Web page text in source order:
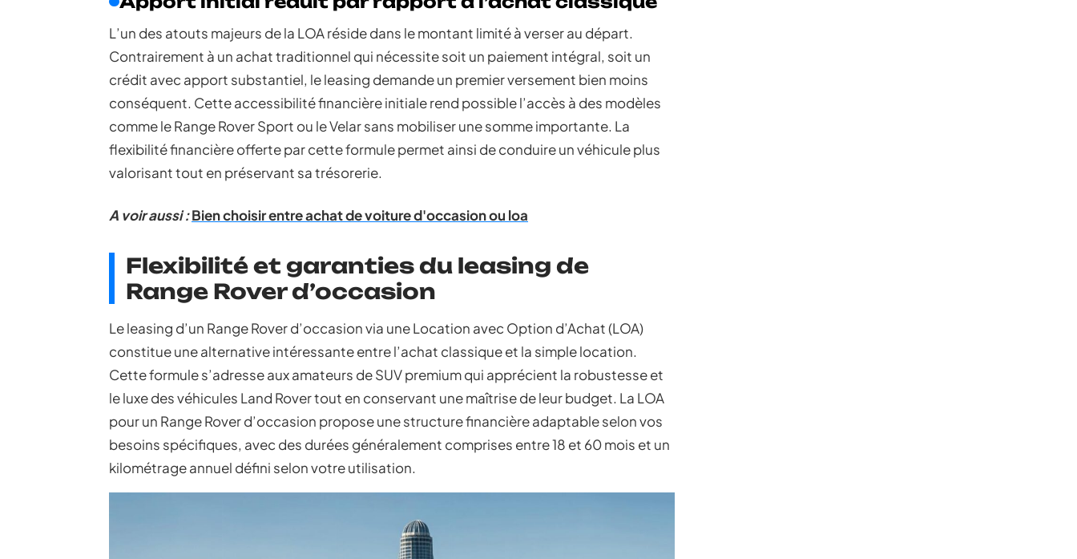
L’un des atouts majeurs de la LOA réside dans le montant limité à verser au départ.
Contrairement à un achat traditionnel qui nécessite soit un paiement intégral, soit un
crédit avec apport substantiel, le leasing demande un premier versement bien moins
conséquent. Cette accessibilité financière initiale rend possible l’accès à des modèles
comme le Range Rover Sport ou le Velar sans mobiliser une somme importante. La
flexibilité financière offerte par cette formule permet ainsi de conduire un véhicule plus
valorisant tout en préservant sa trésorerie.
A voir aussi :Bien choisir entre achat de voiture d'occasion ou loa
Flexibilité et garanties du leasing de
Range Rover d’occasion
Le leasing d’un Range Rover d’occasion via une Location avec Option d’Achat (LOA)
constitue une alternative intéressante entre l’achat classique et la simple location.
Cette formule s’adresse aux amateurs de SUV premium qui apprécient la robustesse et
le luxe des véhicules Land Rover tout en conservant une maîtrise de leur budget. La LOA
pour un Range Rover d’occasion propose une structure financière adaptable selon vos
besoins spécifiques, avec des durées généralement comprises entre 18 et 60 mois et un
kilométrage annuel défini selon votre utilisation.